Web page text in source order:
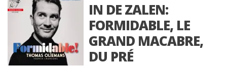
IN DE ZALEN:
FORMIDABLE, LE
GRAND MACABRE,
DU PRÉ